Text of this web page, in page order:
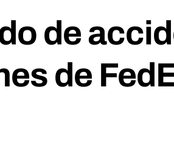
de
de